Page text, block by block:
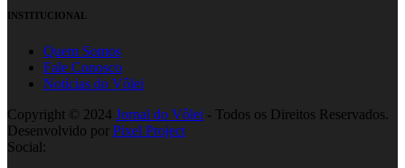
INSTITUCIONAL
Quem Somos
Fale Conosco
Notícias do Vôlei
Copyright © 2024 Jornal do Vôlei - Todos os Direitos Reservados.
Desenvolvido por Pixel Project
Social: